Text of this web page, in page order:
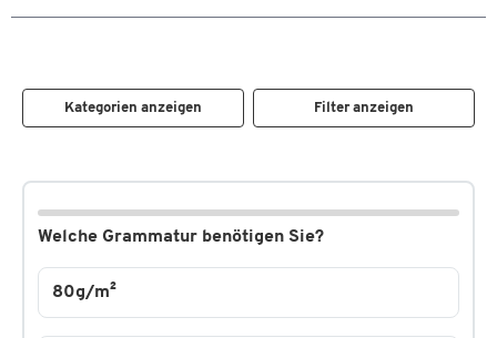
Kategorien anzeigen Filter anzeigen
Welche Grammatur benötigen Sie?
80g/m²